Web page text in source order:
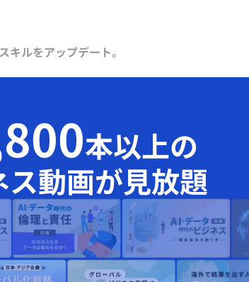
キルをアップデート。
本以上の
ス動画が見放題